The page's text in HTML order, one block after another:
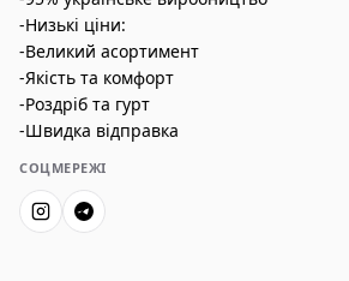
-Низькі ціни:
-Великий асортимент
-Якість та комфорт
-Роздріб та гурт
-Швидка відправка
СОЦМЕРЕЖІ